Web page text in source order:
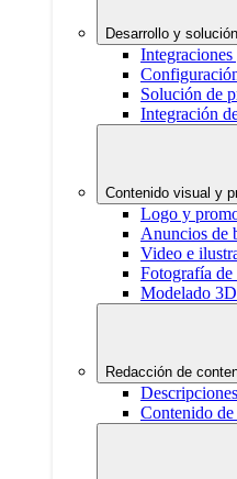
Desarrollo y
Solución de
Integración
Contenido visual y
Logo y
Anuncios de
Video e
Fotografía de
Modelado 3D
Redacción de
Contenido